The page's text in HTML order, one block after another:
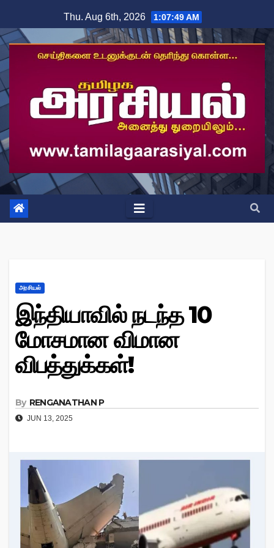
to
content
Thu. Aug 6th, 2026 1:07:49 AM
அரசியல்
இந்தியாவில் நடந்த 10
மோசமான விமான
விபத்துக்கள்!
By RENGANATHAN P
JUN 13, 2025